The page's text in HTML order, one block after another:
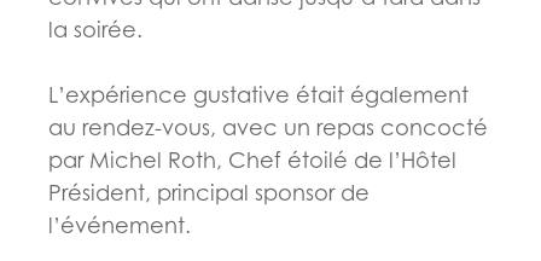
la soirée.
L’expérience gustative était également
au rendez-vous, avec un repas concocté
par Michel Roth, Chef étoilé de l’Hôtel
Président, principal sponsor de
l’événement.